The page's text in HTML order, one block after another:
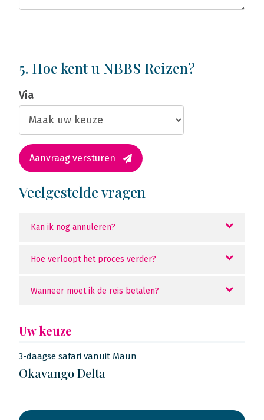
5. Hoe kent u NBBS Reizen?
Via
Aanvraag versturen
Veelgestelde vragen
Kan ik nog annuleren?
Hoe verloopt het proces verder?
Wanneer moet ik de reis betalen?
Uw keuze
3-daagse safari vanuit Maun
Okavango Delta